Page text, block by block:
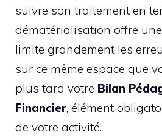
suivre son traitement en
dématérialisation offre
limite grandement les
sur ce même espace que
plus tard votre Bilan
Financier, élément
de votre activité.